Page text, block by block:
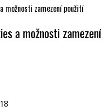
možnosti zamezení použití
a možnosti zamezení